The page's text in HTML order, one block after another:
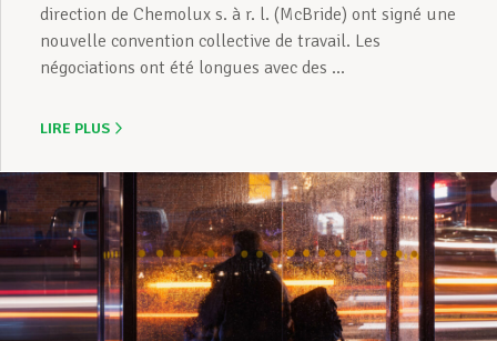
direction de Chemolux s. à r. l. (McBride) ont signé une
nouvelle convention collective de travail. Les
négociations ont été longues avec des ...
LIRE PLUS